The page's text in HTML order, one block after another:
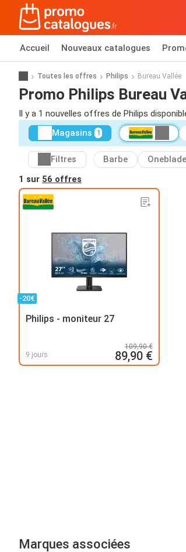
Accueil Nouveaux catalogues
Toutes les offres Philips Bureau Vallée
Promo Philips Bureau
Il y a 1 nouvelles offres de Philips
Magasins 1
Filtres Barbe Oneblade
1 sur 56 offres
-20€
Philips - moniteur 27
9 jours
109,90 €
89,90 €
Marques associées